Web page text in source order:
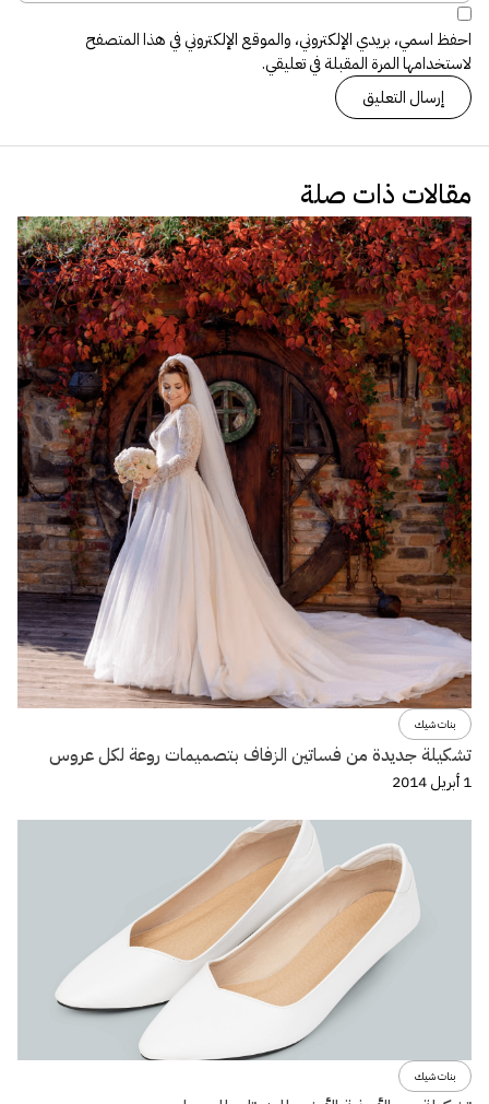
احفظ اسمي، بريدي الإلكتروني، والموقع الإلكتروني في هذا المتصفح
لاستخدامها المرة المقبلة في تعليقي.
مقالات ذات صلة
بنات شيك
تشكيلة جديدة من فساتين الزفاف بتصميمات روعة لكل عروس
1 أبريل 2014
بنات شيك